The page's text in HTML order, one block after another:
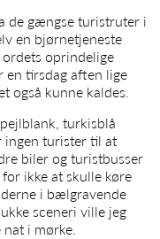
de gængse turistruter i
en bjørnetjeneste
oprindelige
en tirsdag aften lige
også kunne kaldes.
turkisblå
ingen turister til at
biler og turistbusser
ikke at skulle køre
i bælgravende
sceneri ville jeg
i mørke.